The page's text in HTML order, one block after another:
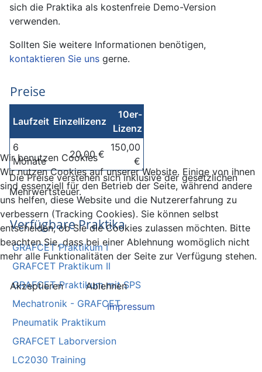
sich die Praktika als kostenfreie Demo-Version
verwenden.
Sollten Sie weitere Informationen benötigen,
kontaktieren Sie uns gerne.
Preise
Laufzeit Einzellizenz
10er-
Lizenz
6
Monate
20,00 €
150,00
€
Die Preise verstehen sich inklusive der gesetzlichen
Mehrwertsteuer.
Verfügbare Praktika
GRAFCET Praktikum I
GRAFCET Praktikum II
GRAFCET-Praktikum mit SPS
Mechatronik - GRAFCET
Pneumatik Praktikum
GRAFCET Laborversion
LC2030 Training
Wir benutzen Cookies
Wir nutzen Cookies auf unserer Website. Einige von ihnen
sind essenziell für den Betrieb der Seite, während andere
uns helfen, diese Website und die Nutzererfahrung zu
verbessern (Tracking Cookies). Sie können selbst
entscheiden, ob Sie die Cookies zulassen möchten. Bitte
beachten Sie, dass bei einer Ablehnung womöglich nicht
mehr alle Funktionalitäten der Seite zur Verfügung stehen.
Akzeptieren
Ablehnen
Impressum